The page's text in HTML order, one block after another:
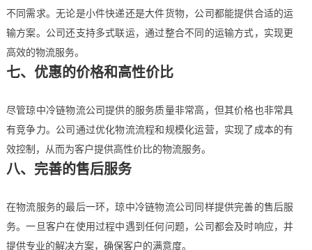
不同需求。无论是小件快递还是大件货物，公司都能提供合适的运
输方案。公司还支持多式联运，通过整合不同的运输方式，实现更
高效的物流服务。
七、优惠的价格和高性价比
尽管琼中冷链物流公司提供的服务质量非常高，但其价格也非常具
有竞争力。公司通过优化物流流程和规模化运营，实现了成本的有
效控制，从而为客户提供高性价比的物流服务。
八、完善的售后服务
在物流服务的最后一环，琼中冷链物流公司同样提供完善的售后服
务。一旦客户在使用过程中遇到任何问题，公司都会及时响应，并
提供专业的解决方案，确保客户的满意度。